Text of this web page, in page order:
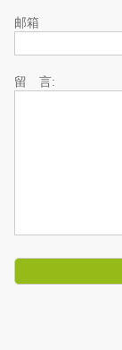
邮箱
留 言: